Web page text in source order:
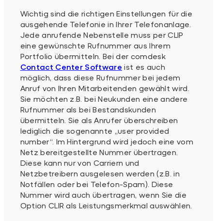
Wichtig sind die richtigen Einstellungen für die
ausgehende Telefonie in Ihrer Telefonanlage.
Jede anrufende Nebenstelle muss per CLIP
eine gewünschte Rufnummer aus Ihrem
Portfolio übermitteln. Bei der comdesk
Contact Center Software ist es auch
möglich, dass diese Rufnummer bei jedem
Anruf von Ihren Mitarbeitenden gewählt wird.
Sie möchten z.B. bei Neukunden eine andere
Rufnummer als bei Bestandskunden
übermitteln. Sie als Anrufer überschreiben
lediglich die sogenannte „user provided
number“. Im Hintergrund wird jedoch eine vom
Netz bereitgestellte Nummer übertragen.
Diese kann nur von Carriern und
Netzbetreibern ausgelesen werden (z.B. in
Notfällen oder bei Telefon-Spam). Diese
Nummer wird auch übertragen, wenn Sie die
Option CLIR als Leistungsmerkmal auswählen.